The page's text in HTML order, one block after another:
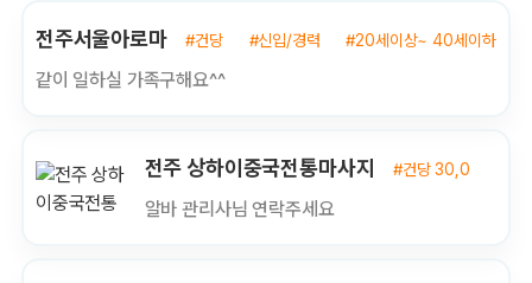
전주서울아로마 #건당 #신입/경력 #20세이상~ 40세이하
같이 일하실 가족구해요^^
전주 상하이중국전통마사지 #건당 30,000원
알바 관리사님 연락주세요